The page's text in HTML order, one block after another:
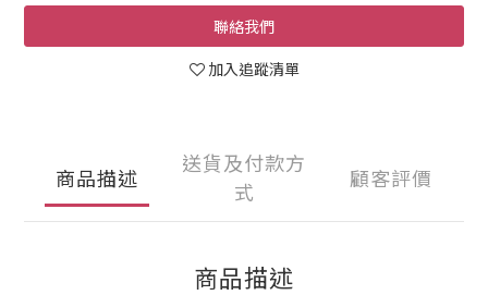
聯絡我們
加入追蹤清單
商品描述
送貨及付款方
式
顧客評價
商品描述